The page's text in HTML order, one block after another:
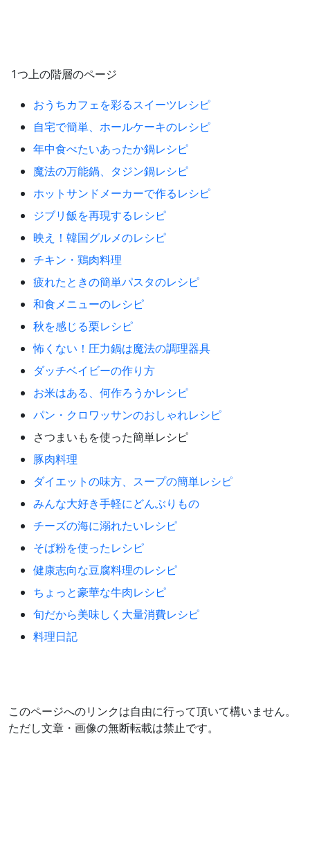
1つ上の階層のページ
おうちカフェを彩るスイーツレシピ
自宅で簡単、ホールケーキのレシピ
年中食べたいあったか鍋レシピ
魔法の万能鍋、タジン鍋レシピ
ホットサンドメーカーで作るレシピ
ジブリ飯を再現するレシピ
映え！韓国グルメのレシピ
チキン・鶏肉料理
疲れたときの簡単パスタのレシピ
和食メニューのレシピ
秋を感じる栗レシピ
怖くない！圧力鍋は魔法の調理器具
ダッチベイビーの作り方
お米はある、何作ろうかレシピ
パン・クロワッサンのおしゃれレシピ
さつまいもを使った簡単レシピ
豚肉料理
ダイエットの味方、スープの簡単レシピ
みんな大好き手軽にどんぶりもの
チーズの海に溺れたいレシピ
そば粉を使ったレシピ
健康志向な豆腐料理のレシピ
ちょっと豪華な牛肉レシピ
旬だから美味しく大量消費レシピ
料理日記
このページへのリンクは自由に行って頂いて構いません。
ただし文章・画像の無断転載は禁止です。